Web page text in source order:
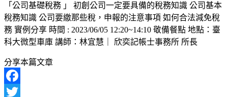
「公司基礎稅務 」 初創公司一定要具備的稅務知識 公司基本
稅務知識 公司要繳那些稅，申報的注意事項 如何合法減免稅
務 實例分享 時間 : 2023/06/05 12:20~14:10 敬備餐點 地點：臺
科大微型車庫 講師：林宜慧｜ 欣奕記帳士事務所 所長
分享本篇文章
Facebook